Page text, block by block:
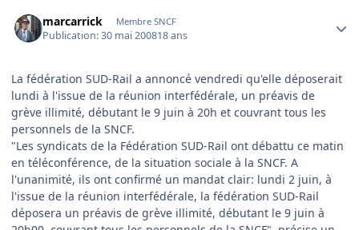
marcarrick Membre SNCF
Publication:30 mai 200818 ans
La fédération SUD-Rail a annoncé vendredi qu'elle déposerait
lundi à l'issue de la réunion interfédérale, un préavis de
grève illimité, débutant le 9 juin à 20h et couvrant tous les
personnels de la SNCF.
"Les syndicats de la Fédération SUD-Rail ont débattu ce matin
en téléconférence, de la situation sociale à la SNCF. A
l'unanimité, ils ont confirmé un mandat clair: lundi 2 juin, à
l'issue de la réunion interfédérale, la fédération SUD-Rail
déposera un préavis de grève illimité, débutant le 9 juin à